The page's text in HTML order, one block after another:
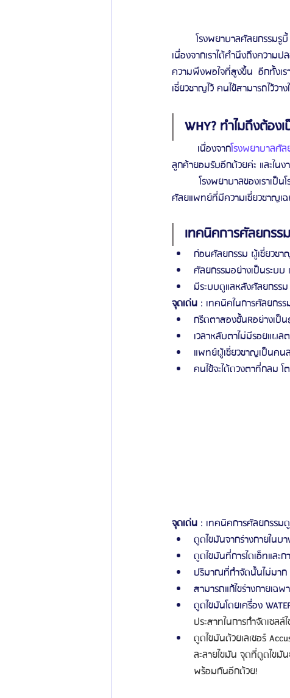
โรงพยาบาลศัลยกรรมรูบี้
เนื่องจากเราได้คำนึงถึงควา
ความพึงพอใจที่สูงขึ้น อีกทั้งเร
เชี่ยวชาญไว้ คนไข้สามารถไว้วา
WHY? ทำไมถึงต้อง
	เนื่องจาก
โรงพยาบาลศั
ลูกค้ายอมรับอีกด้วยค่ะ และใน
	โรงพยาบาลของเราเป็นโรงพยาบาลที่มีบรรดาผู้ที่เคยทำเป็นผู้คัดเลือกแล้วว่าโรงพยาบาลของเรามีความน่าเชื่อถือ มี
ศัลยแพทย์ที่มีความเชี่ยวชาญเ
เทคนิคการศัลยกรร
ก่อนศัลยกรรม ผู้เชี่ยวชา
ศัลยกรรมอย่างเป็นระบบ
มีระบบดูแลหลังศัลยกรร
จุดเด่น : เทคนิคในการศัลยกร
กรีดตาสองชั้นRอย่างเป็
เวลาหลับตาไม่มีรอยแผ
แพทย์ผู้เชี่ยวชาญเป็นคน
คนไข้จะได้ดวงตาที่กลม
จุดเด่น : เทคนิคการศัลยกรรม
ดูดไขมันจากร่างกายในบ
ดูดไขมันที่การไดเอ็ทและ
ปริมาณที่กำจัดนั้นไม่มา
สามารถแก้ไขร่างกายเฉ
ดูดไขมันโดยเครื่อง
ประสาทในการกำจัดเซล
ดูดไขมันด้วยเลเซอร์
ละลายไขมัน จุดที่ดูดไขมั
พร้อมกันอีกด้วย!